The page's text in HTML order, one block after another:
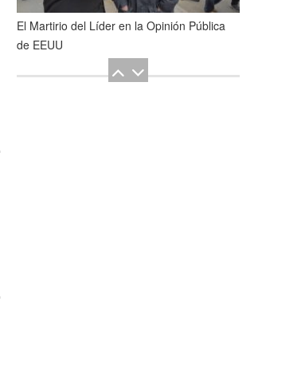
El Martirio del Líder en la Opinión Pública
de EEUU